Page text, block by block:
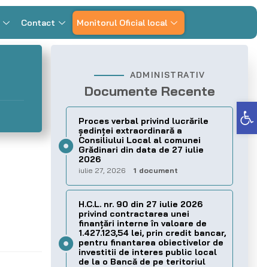
Deschide bara de unelte
Contact Monitorul Oficial local
ADMINISTRATIV
Documente Recente
Proces verbal privind lucrările
ședinței extraordinară a
Consiliului Local al comunei
Grădinari din data de 27 iulie
2026
iulie 27, 2026 1 document
H.C.L. nr. 90 din 27 iulie 2026
privind contractarea unei
finanțări interne în valoare de
1.427.123,54 lei, prin credit bancar,
pentru finantarea obiectivelor de
investitii de interes public local
de la o Bancă de pe teritoriul